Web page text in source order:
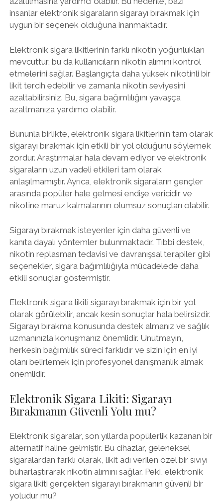
insanlar elektronik sigaraların sigarayı bırakmak için
uygun bir seçenek olduğuna inanmaktadır.
Elektronik sigara likitlerinin farklı nikotin yoğunlukları
mevcuttur, bu da kullanıcıların nikotin alımını kontrol
etmelerini sağlar. Başlangıçta daha yüksek nikotinli bir
likit tercih edebilir ve zamanla nikotin seviyesini
azaltabilirsiniz. Bu, sigara bağımlılığını yavaşça
azaltmanıza yardımcı olabilir.
Bununla birlikte, elektronik sigara likitlerinin tam olarak
sigarayı bırakmak için etkili bir yol olduğunu söylemek
zordur. Araştırmalar hala devam ediyor ve elektronik
sigaraların uzun vadeli etkileri tam olarak
anlaşılmamıştır. Ayrıca, elektronik sigaraların gençler
arasında popüler hale gelmesi endişe vericidir ve
nikotine maruz kalmalarının olumsuz sonuçları olabilir.
Sigarayı bırakmak isteyenler için daha güvenli ve
kanıta dayalı yöntemler bulunmaktadır. Tıbbi destek,
nikotin replasman tedavisi ve davranışsal terapiler gibi
seçenekler, sigara bağımlılığıyla mücadelede daha
etkili sonuçlar göstermiştir.
Elektronik sigara likiti sigarayı bırakmak için bir yol
olarak görülebilir, ancak kesin sonuçlar hala belirsizdir.
Sigarayı bırakma konusunda destek almanız ve sağlık
uzmanınızla konuşmanız önemlidir. Unutmayın,
herkesin bağımlılık süreci farklıdır ve sizin için en iyi
olanı belirlemek için profesyonel danışmanlık almak
önemlidir.
Elektronik Sigara Likiti: Sigarayı
Bırakmanın Güvenli Yolu mu?
Elektronik sigaralar, son yıllarda popülerlik kazanan bir
alternatif haline gelmiştir. Bu cihazlar, geleneksel
sigaralardan farklı olarak, likit adı verilen özel bir sıvıyı
buharlaştırarak nikotin alımını sağlar. Peki, elektronik
sigara likiti gerçekten sigarayı bırakmanın güvenli bir
yoludur mu?